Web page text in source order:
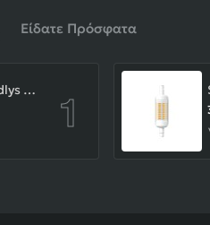
Είδατε Πρόσφατα
SLAMP-Fiordlys Linear Φωτιστικό Κρεμαστό 90x26x33cm White ΚΩΔ.-FRDSXXLWHT01T00LINEU